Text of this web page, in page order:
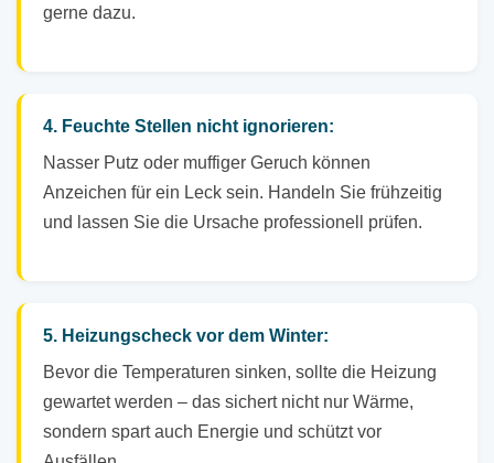
gerne dazu.
4. Feuchte Stellen nicht ignorieren:
Nasser Putz oder muffiger Geruch können
Anzeichen für ein Leck sein. Handeln Sie frühzeitig
und lassen Sie die Ursache professionell prüfen.
5. Heizungscheck vor dem Winter:
Bevor die Temperaturen sinken, sollte die Heizung
gewartet werden – das sichert nicht nur Wärme,
sondern spart auch Energie und schützt vor